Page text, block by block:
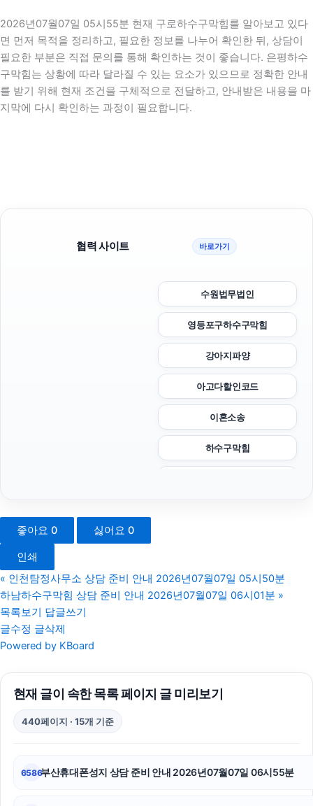
2026년07월07일 05시55분 현재 구로하수구막힘를 알아보고 있다
면 먼저 목적을 정리하고, 필요한 정보를 나누어 확인한 뒤, 상담이
필요한 부분은 직접 문의를 통해 확인하는 것이 좋습니다. 은평하수
구막힘는 상황에 따라 달라질 수 있는 요소가 있으므로 정확한 안내
를 받기 위해 현재 조건을 구체적으로 전달하고, 안내받은 내용을 마
지막에 다시 확인하는 과정이 필요합니다.
협력 사이트 바로가기
수원법무법인
영등포구하수구막힘
강아지파양
아고다할인코드
이혼소송
하수구막힘
강아지보호소
인천탐정사무소
강남이혼전문변호사
좋아요 0 싫어요 0
인쇄
« 인천탐정사무소 상담 준비 안내 2026년07월07일 05시50분
하남하수구막힘 상담 준비 안내 2026년07월07일 06시01분 »
목록보기
답글쓰기
글수정 글삭제
Powered by KBoard
현재 글이 속한 목록 페이지 글 미리보기
440페이지 · 15개 기준
6586부산휴대폰성지 상담 준비 안내 2026년07월07일 06시55분